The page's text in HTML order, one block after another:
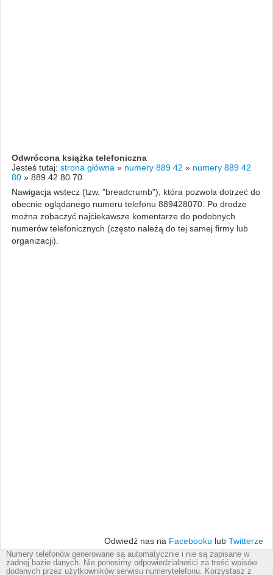
Odwrócona książka telefoniczna
Jesteś tutaj: strona główna » numery 889 42 » numery 889 42
80 » 889 42 80 70
Nawigacja wstecz (tzw. "breadcrumb"), która pozwola dotrzeć do
obecnie oglądanego numeru telefonu 889428070. Po drodze
można zobaczyć najciekawsze komentarze do podobnych
numerów telefonicznych (często należą do tej samej firmy lub
organizacji).
Odwiedź nas na Facebooku lub Twitterze
Numery telefonów generowane są automatycznie i nie są zapisane w
żadnej bazie danych. Nie ponosimy odpowiedzialności za treść wpisów
dodanych przez użytkowników serwisu numerytelefonu. Korzystasz z